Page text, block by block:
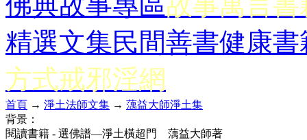
精選文集民間善書健康書
方式戒邪淫網
首頁 → 淨土法師文集 → 蕅益大師淨土集
背景：
閱讀書籍 - 選佛譜—淨土橫超門 蕅益大師著